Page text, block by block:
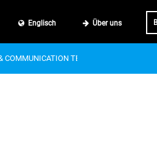
Englisch Über uns
COMMUNICATION TECH